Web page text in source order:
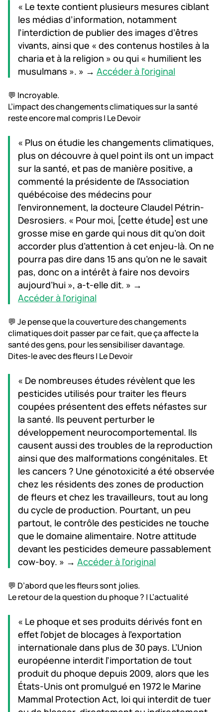
« Le texte contient plusieurs mesures ciblant
les médias d’information, notamment
l’interdiction de publier des images d’êtres
vivants, ainsi que « des contenus hostiles à la
charia et à la religion » ou qui « humilient les
musulmans ». » → Accéder à l'original
💬 Incroyable.
L’impact des changements climatiques sur la santé
reste encore mal compris | Le Devoir
« Plus on étudie les changements climatiques,
plus on découvre à quel point ils ont un impact
sur la santé, et pas de manière positive, a
commenté la présidente de l’Association
québécoise des médecins pour
l’environnement, la docteure Claudel Pétrin-
Desrosiers. « Pour moi, [cette étude] est une
grosse mise en garde qui nous dit qu’on doit
accorder plus d’attention à cet enjeu-là. On ne
pourra pas dire dans 15 ans qu’on ne le savait
pas, donc on a intérêt à faire nos devoirs
aujourd’hui », a-t-elle dit. » →
Accéder à l'original
💬 Je pense que la couverture des changements
climatiques doit passer par ce fait, que ça affecte la
santé des gens, pour les sensibiliser davantage.
Dites-le avec des fleurs | Le Devoir
« De nombreuses études révèlent que les
pesticides utilisés pour traiter les fleurs
coupées présentent des effets néfastes sur
la santé. Ils peuvent perturber le
développement neurocomportemental. Ils
causent aussi des troubles de la reproduction
ainsi que des malformations congénitales. Et
les cancers ? Une génotoxicité a été observée
chez les résidents des zones de production
de fleurs et chez les travailleurs, tout au long
du cycle de production. Pourtant, un peu
partout, le contrôle des pesticides ne touche
que le domaine alimentaire. Notre attitude
devant les pesticides demeure passablement
cow-boy. » → Accéder à l'original
💬 D’abord que les fleurs sont jolies.
Le retour de la question du phoque ? | L’actualité
« Le phoque et ses produits dérivés font en
effet l’objet de blocages à l’exportation
internationale dans plus de 30 pays. L’Union
européenne interdit l’importation de tout
produit du phoque depuis 2009, alors que les
États-Unis ont promulgué en 1972 le Marine
Mammal Protection Act, loi qui interdit de tuer